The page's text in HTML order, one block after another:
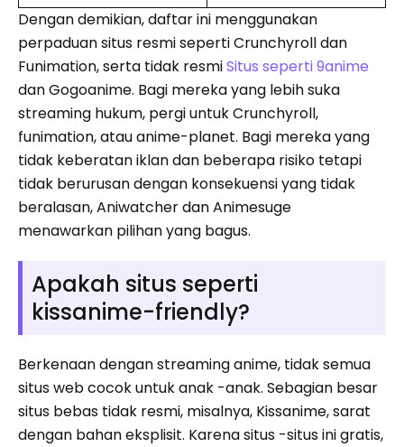
Dengan demikian, daftar ini menggunakan
perpaduan situs resmi seperti Crunchyroll dan
Funimation, serta tidak resmiSitus seperti 9anime
dan Gogoanime. Bagi mereka yang lebih suka
streaming hukum, pergi untuk Crunchyroll,
funimation, atau anime-planet. Bagi mereka yang
tidak keberatan iklan dan beberapa risiko tetapi
tidak berurusan dengan konsekuensi yang tidak
beralasan, Aniwatcher dan Animesuge
menawarkan pilihan yang bagus.
Apakah situs seperti
kissanime-friendly?
Berkenaan dengan streaming anime, tidak semua
situs web cocok untuk anak -anak. Sebagian besar
situs bebas tidak resmi, misalnya, Kissanime, sarat
dengan bahan eksplisit. Karena situs -situs ini gratis,